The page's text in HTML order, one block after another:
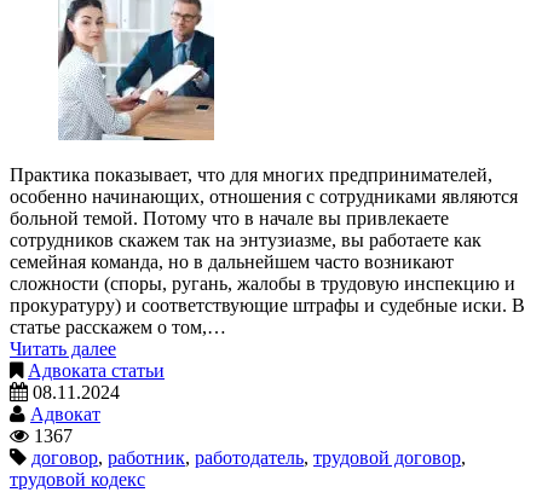
Практика показывает, что для многих предпринимателей,
особенно начинающих, отношения с сотрудниками являются
больной темой. Потому что в начале вы привлекаете
сотрудников скажем так на энтузиазме, вы работаете как
семейная команда, но в дальнейшем часто возникают
сложности (споры, ругань, жалобы в трудовую инспекцию и
прокуратуру) и соответствующие штрафы и судебные иски. В
статье расскажем о том,…
Читать далее
Адвоката статьи
08.11.2024
Адвокат
1367
договор, работник, работодатель, трудовой договор,
трудовой кодекс